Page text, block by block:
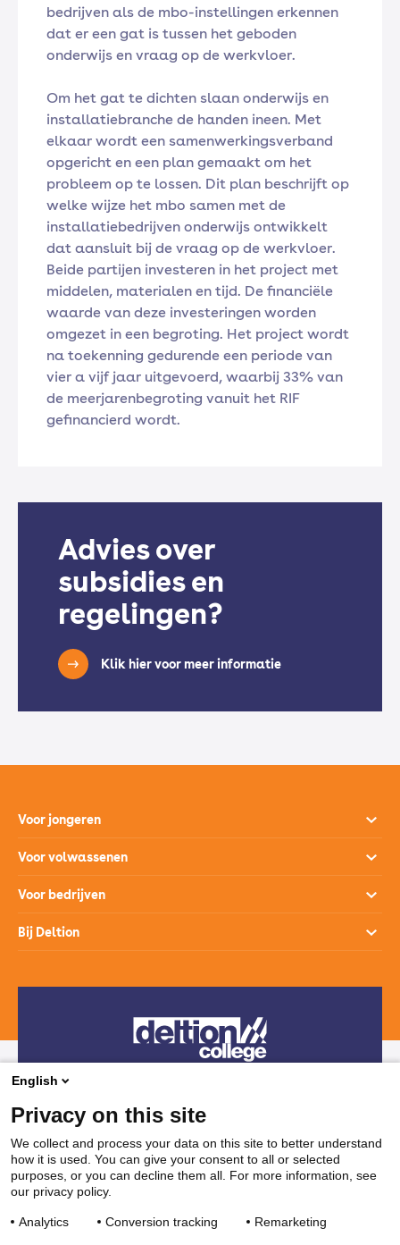
bedrijven als de mbo-instellingen erkennen
dat er een gat is tussen het geboden
onderwijs en vraag op de werkvloer.
Om het gat te dichten slaan onderwijs en
installatiebranche de handen ineen. Met
elkaar wordt een samenwerkingsverband
opgericht en een plan gemaakt om het
probleem op te lossen. Dit plan beschrijft op
welke wijze het mbo samen met de
installatiebedrijven onderwijs ontwikkelt
dat aansluit bij de vraag op de werkvloer.
Beide partijen investeren in het project met
middelen, materialen en tijd. De financiële
waarde van deze investeringen worden
omgezet in een begroting. Het project wordt
na toekenning gedurende een periode van
vier a vijf jaar uitgevoerd, waarbij 33% van
de meerjarenbegroting vanuit het RIF
gefinancierd wordt.
Advies over
subsidies en
regelingen?
Klik hier voor meer informatie
Voor jongeren
Opleidingen
Open dagen
Studiekeuzehulp
Hoe werkt het mbo
Voor decanen
Voor volwassenen
Opleidingen
Loopbaanontwikkeling
SprintLyceum
Voor bedrijven
Opleidingen
Branches
Subsidies voor bedrijven
Bedrijvenloket en accountmanagers
Bij Deltion
Route
Restaurants & Leerbedrijven
038 850 30 00
Mail contact
English
Privacy on this site
We collect and process your data on this site to better understand
how it is used. You can give your consent to all or selected
purposes, or you can decline them all. For more information, see
our privacy policy.
Analytics Conversion tracking Remarketing